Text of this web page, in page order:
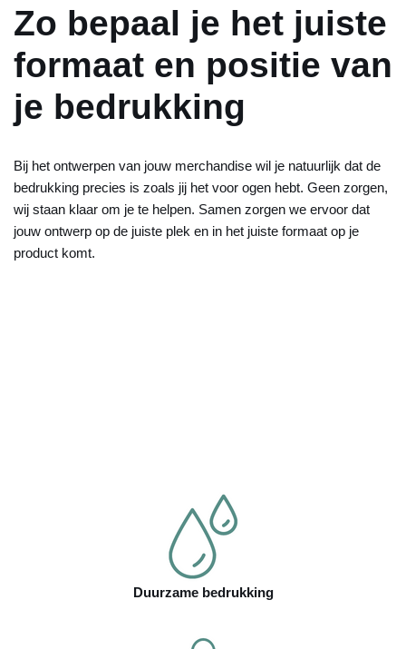
Zo bepaal je het juiste
formaat en positie van
je bedrukking
Bij het ontwerpen van jouw merchandise wil je natuurlijk dat de
bedrukking precies is zoals jij het voor ogen hebt. Geen zorgen,
wij staan klaar om je te helpen. Samen zorgen we ervoor dat
jouw ontwerp op de juiste plek en in het juiste formaat op je
product komt.
Duurzame bedrukking